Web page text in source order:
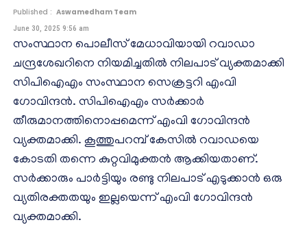
Published : Aswamedham Team
June 30, 2025 9:56 am
സംസ്ഥാന പൊലീസ് മേധാവിയായി റവാഡാ
ചന്ദ്രശേഖറിനെ നിയമിച്ചതിൽ നിലപാട് വ്യക്തമാക്കി
സിപിഐഎം സംസ്ഥാന സെക്രട്ടറി എംവി ​
ഗോവിന്ദൻ. സിപിഐഎം സർക്കാർ
തീരുമാനത്തിനൊപ്പമെന്ന് എംവി ​ഗോവിന്ദൻ
വ്യക്തമാക്കി. കൂത്തുപറമ്പ് കേസിൽ റവാഡയെ
കോടതി തന്നെ കുറ്റവിമുക്തൻ ആക്കിയതാണ്.
സർക്കാരും പാർട്ടിയും രണ്ടു നിലപാട് എടുക്കാൻ ഒരു
വ്യതിരക്തതയും ഇല്ലയെന്ന് എംവി ​ഗോവിന്ദൻ
വ്യക്തമാക്കി.